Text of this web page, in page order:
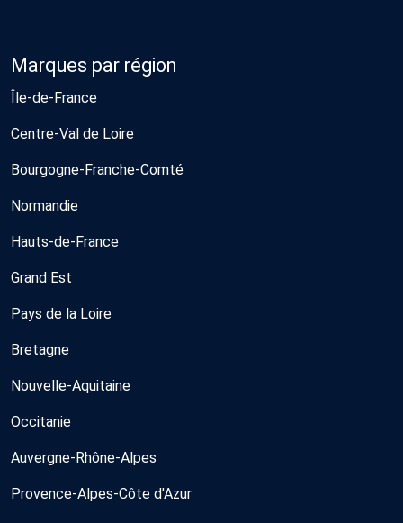
Marques par région
Île-de-France
Centre-Val de Loire
Bourgogne-Franche-Comté
Normandie
Hauts-de-France
Grand Est
Pays de la Loire
Bretagne
Nouvelle-Aquitaine
Occitanie
Auvergne-Rhône-Alpes
Provence-Alpes-Côte d'Azur